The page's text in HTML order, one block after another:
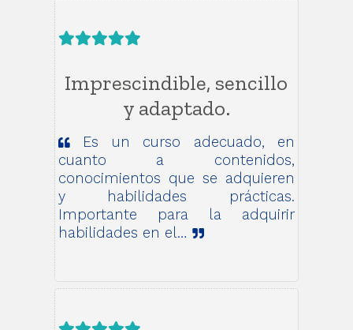
Imprescindible, sencillo
y adaptado.
Es un curso adecuado, en
cuanto a contenidos,
conocimientos que se adquieren
y habilidades prácticas.
Importante para la adquirir
habilidades en el…